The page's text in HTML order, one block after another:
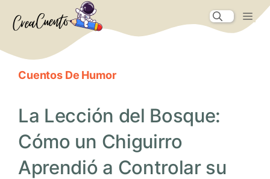
Cuentos De Humor
La Lección del Bosque:
Cómo un Chiguirro
Aprendió a Controlar su